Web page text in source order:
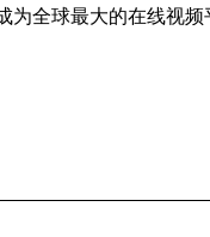
为全球最大的在线视